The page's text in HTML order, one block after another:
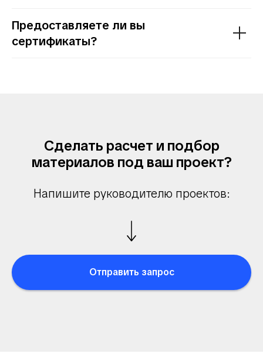
Предоставляете ли вы
сертификаты?
Сделать расчет и подбор
материалов под ваш проект?
Напишите руководителю проектов:
Отправить запрос